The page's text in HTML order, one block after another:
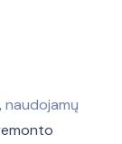
naudojamų